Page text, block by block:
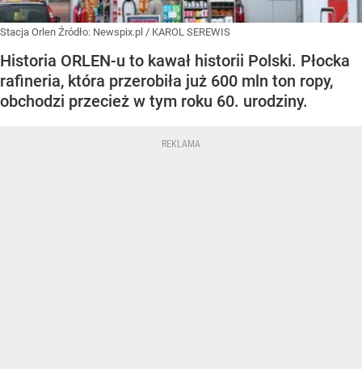
Stacja Orlen Źródło: Newspix.pl / KAROL SEREWIS
Historia ORLEN-u to kawał historii Polski. Płocka
rafineria, która przerobiła już 600 mln ton ropy,
obchodzi przecież w tym roku 60. urodziny.